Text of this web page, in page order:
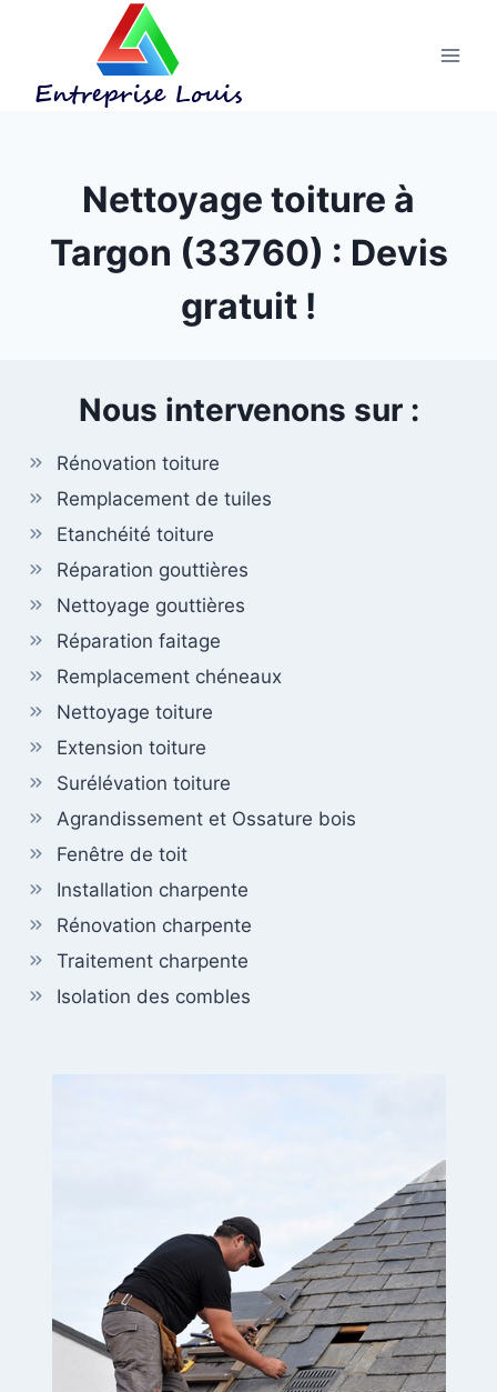
Nettoyage toiture à
Targon (33760) : Devis
gratuit !
Nous intervenons sur :
Rénovation toiture
Remplacement de tuiles
Etanchéité toiture
Réparation gouttières
Nettoyage gouttières
Réparation faitage
Remplacement chéneaux
Nettoyage toiture
Extension toiture
Surélévation toiture
Agrandissement et Ossature bois
Fenêtre de toit
Installation charpente
Rénovation charpente
Traitement charpente
Isolation des combles